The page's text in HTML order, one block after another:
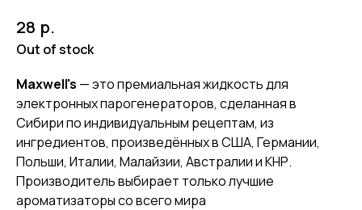
28 р.
Out of stock
Maxwell's — это премиальная жидкость для
электронных парогенераторов, сделанная в
Сибири по индивидуальным рецептам, из
ингредиентов, произведённых в США, Германии,
Польши, Италии, Малайзии, Австралии и КНР.
Производитель выбирает только лучшие
ароматизаторы со всего мира